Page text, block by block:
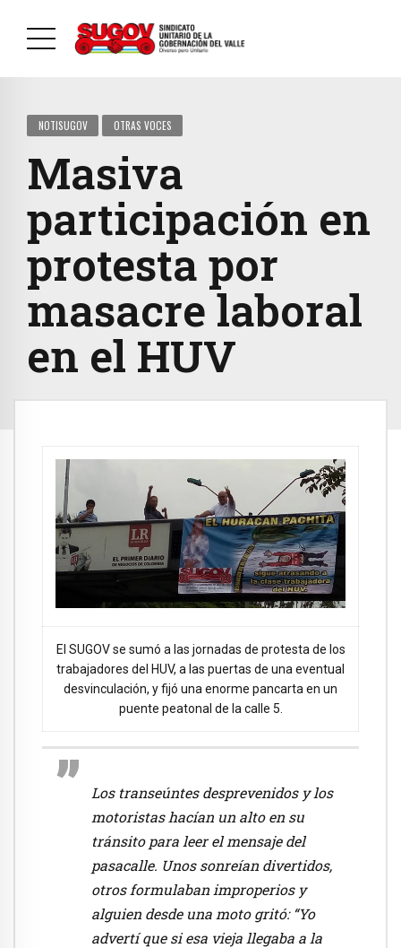
NOTISUGOV OTRAS VOCES
Masiva
participación en
protesta por
masacre laboral
en el HUV
El SUGOV se sumó a las jornadas de protesta de los
trabajadores del HUV, a las puertas de una eventual
desvinculación, y fijó una enorme pancarta en un
puente peatonal de la calle 5.
Los transeúntes desprevenidos y los
motoristas hacían un alto en su
tránsito para leer el mensaje del
pasacalle. Unos sonreían divertidos,
otros formulaban improperios y
alguien desde una moto gritó: “Yo
advertí que si esa vieja llegaba a la